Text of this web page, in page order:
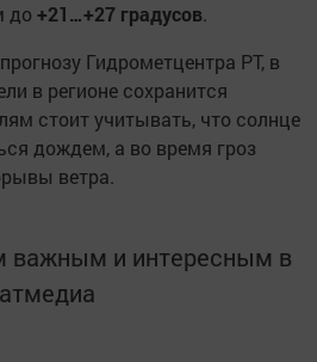
до +21…+27 градусов.
Гидрометцентра РТ, в
в регионе сохранится
стоит учитывать, что солнце
дождем, а во время гроз
ветра.
важным и интересным в